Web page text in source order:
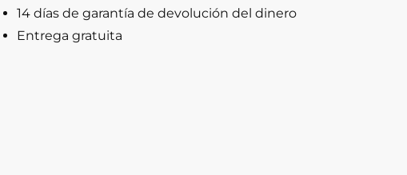
quantity
14 días de garantía de devolución del dinero
Entrega gratuita